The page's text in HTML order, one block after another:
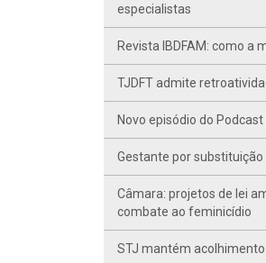
especialistas
Revista IBDFAM: como a
TJDFT admite
Novo episódio do
Gestante por
Câmara: projetos de lei
combate ao feminicídio
STJ mantém